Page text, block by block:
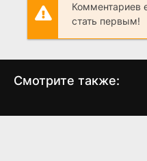
Комментариев
стать первым!
Смотрите также:
Крокодил